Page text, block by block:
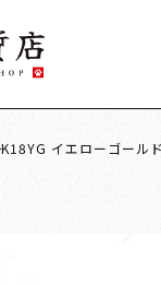
K18YG イエローゴール